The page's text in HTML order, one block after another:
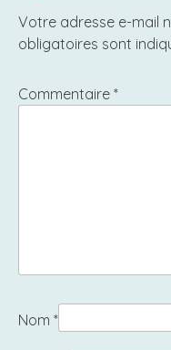
Votre adresse e-mail
obligatoires sont
Commentaire *
Nom *